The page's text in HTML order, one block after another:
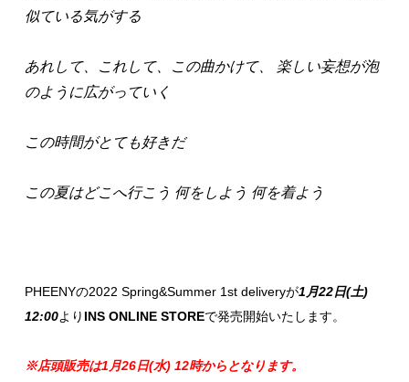
似ている気がする
あれして、これして、この曲かけて、 楽しい妄想が泡
のように広がっていく
この時間がとても好きだ
この夏はどこへ行こう 何をしよう 何を着よう
PHEENYの2022 Spring&Summer 1st deliveryが1月22日(土)
12:00より INS ONLINE STOREで発売開始いたします。
※店頭販売は1月26日(水) 12時からとなります。